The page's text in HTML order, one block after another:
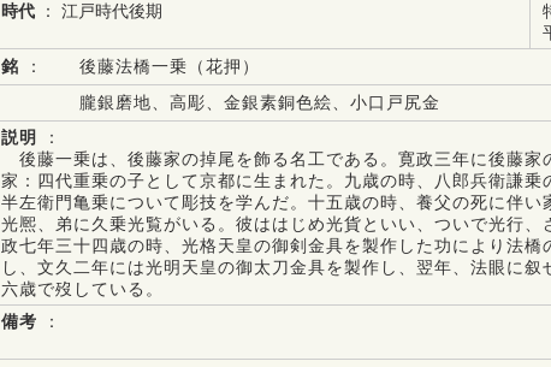
時代 ： 江戸時代後期
銘 ：
後藤法橋一乗（花押）
朧銀磨地、高彫、金銀素銅色絵、小口戸尻金
説明
：
後藤一乗は、後藤家の掉尾を飾る名工である。寛政三年に後藤家
家：四代重乗の子として京都に生まれた。九歳の時、八郎兵衛謙乗
半左衛門亀乗について彫技を学んだ。十五歳の時、養父の死に伴い
光熈、弟に久乗光覧がいる。彼ははじめ光貨といい、ついで光行、
政七年三十四歳の時、光格天皇の御剣金具を製作した功により法橋
し、文久二年には光明天皇の御太刀金具を製作し、翌年、法眼に叙
六歳で歿している。
備考 ：